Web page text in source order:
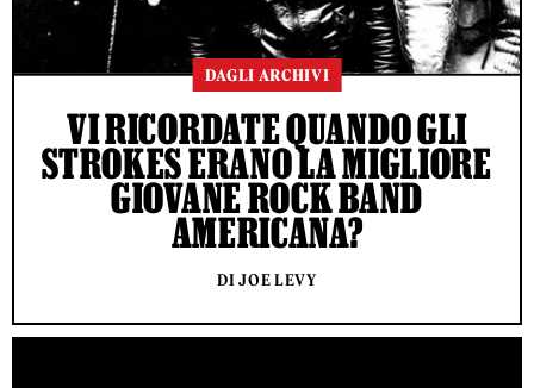
DAGLI ARCHIVI
VI RICORDATE QUANDO GLI
STROKES ERANO LA MIGLIORE
GIOVANE ROCK BAND
AMERICANA?
DI JOE LEVY